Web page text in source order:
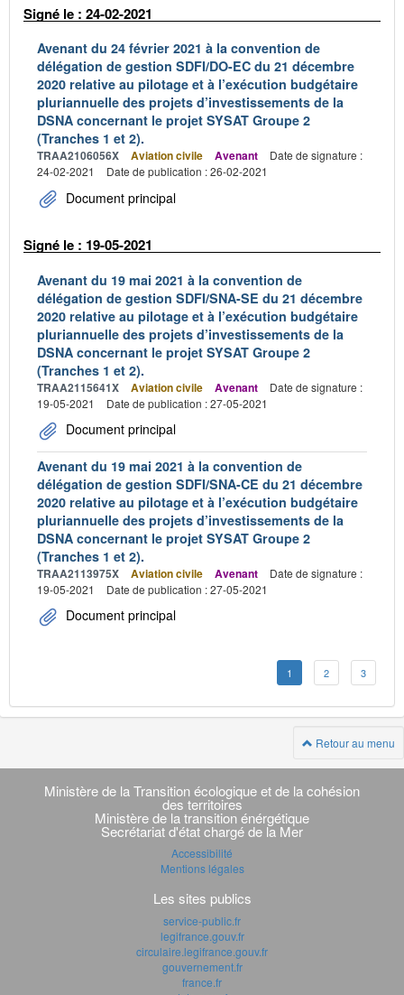
Signé le : 24-02-2021
Avenant du 24 février 2021 à la convention de
délégation de gestion SDFI/DO-EC du 21 décembre
2020 relative au pilotage et à l’exécution budgétaire
pluriannuelle des projets d’investissements de la
DSNA concernant le projet SYSAT Groupe 2
(Tranches 1 et 2).
TRAA2106056X Aviation civile Avenant
Date de signature :
24-02-2021
Date de publication : 26-02-2021
Document principal
Signé le : 19-05-2021
Avenant du 19 mai 2021 à la convention de
délégation de gestion SDFI/SNA-SE du 21 décembre
2020 relative au pilotage et à l’exécution budgétaire
pluriannuelle des projets d’investissements de la
DSNA concernant le projet SYSAT Groupe 2
(Tranches 1 et 2).
TRAA2115641X Aviation civile Avenant
Date de signature :
19-05-2021
Date de publication : 27-05-2021
Document principal
Avenant du 19 mai 2021 à la convention de
délégation de gestion SDFI/SNA-CE du 21 décembre
2020 relative au pilotage et à l’exécution budgétaire
pluriannuelle des projets d’investissements de la
DSNA concernant le projet SYSAT Groupe 2
(Tranches 1 et 2).
TRAA2113975X Aviation civile Avenant
Date de signature :
19-05-2021
Date de publication : 27-05-2021
Document principal
1 2 3
Retour au menu
Navigation
transverse
Ministère de la Transition écologique et de la cohésion
des territoires
Ministère de la transition énérgétique
Secrétariat d'état chargé de la Mer
Accessibilité
Mentions légales
Les sites publics
service-public.fr
legifrance.gouv.fr
circulaire.legifrance.gouv.fr
gouvernement.fr
france.fr